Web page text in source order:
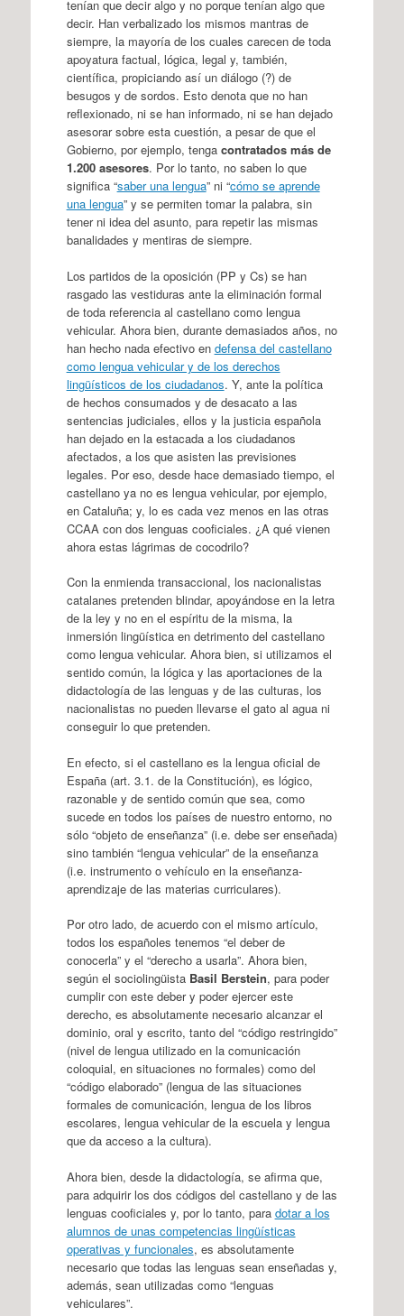
tenían que decir algo y no porque tenían algo que
decir. Han verbalizado los mismos mantras de
siempre, la mayoría de los cuales carecen de toda
apoyatura factual, lógica, legal y, también,
científica, propiciando así un diálogo (?) de
besugos y de sordos. Esto denota que no han
reflexionado, ni se han informado, ni se han dejado
asesorar sobre esta cuestión, a pesar de que el
Gobierno, por ejemplo, tenga contratados más de
1.200 asesores. Por lo tanto, no saben lo que
significa “saber una lengua” ni “cómo se aprende
una lengua” y se permiten tomar la palabra, sin
tener ni idea del asunto, para repetir las mismas
banalidades y mentiras de siempre.
Los partidos de la oposición (PP y Cs) se han
rasgado las vestiduras ante la eliminación formal
de toda referencia al castellano como lengua
vehicular. Ahora bien, durante demasiados años, no
han hecho nada efectivo en defensa del castellano
como lengua vehicular y de los derechos
lingüísticos de los ciudadanos. Y, ante la política
de hechos consumados y de desacato a las
sentencias judiciales, ellos y la justicia española
han dejado en la estacada a los ciudadanos
afectados, a los que asisten las previsiones
legales. Por eso, desde hace demasiado tiempo, el
castellano ya no es lengua vehicular, por ejemplo,
en Cataluña; y, lo es cada vez menos en las otras
CCAA con dos lenguas cooficiales. ¿A qué vienen
ahora estas lágrimas de cocodrilo?
Con la enmienda transaccional, los nacionalistas
catalanes pretenden blindar, apoyándose en la letra
de la ley y no en el espíritu de la misma, la
inmersión lingüística en detrimento del castellano
como lengua vehicular. Ahora bien, si utilizamos el
sentido común, la lógica y las aportaciones de la
didactología de las lenguas y de las culturas, los
nacionalistas no pueden llevarse el gato al agua ni
conseguir lo que pretenden.
En efecto, si el castellano es la lengua oficial de
España (art. 3.1. de la Constitución), es lógico,
razonable y de sentido común que sea, como
sucede en todos los países de nuestro entorno, no
sólo “objeto de enseñanza” (i.e. debe ser enseñada)
sino también “lengua vehicular” de la enseñanza
(i.e. instrumento o vehículo en la enseñanza-
aprendizaje de las materias curriculares).
Por otro lado, de acuerdo con el mismo artículo,
todos los españoles tenemos “el deber de
conocerla” y el “derecho a usarla”. Ahora bien,
según el sociolingüista Basil Berstein, para poder
cumplir con este deber y poder ejercer este
derecho, es absolutamente necesario alcanzar el
dominio, oral y escrito, tanto del “código restringido”
(nivel de lengua utilizado en la comunicación
coloquial, en situaciones no formales) como del
“código elaborado” (lengua de las situaciones
formales de comunicación, lengua de los libros
escolares, lengua vehicular de la escuela y lengua
que da acceso a la cultura).
Ahora bien, desde la didactología, se afirma que,
para adquirir los dos códigos del castellano y de las
lenguas cooficiales y, por lo tanto, para dotar a los
alumnos de unas competencias lingüísticas
operativas y funcionales, es absolutamente
necesario que todas las lenguas sean enseñadas y,
además, sean utilizadas como “lenguas
vehiculares”.